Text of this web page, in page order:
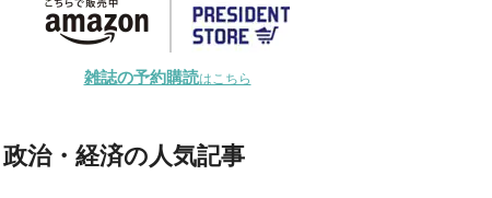
雑誌の予約購読はこちら
政治・経済の人気記事